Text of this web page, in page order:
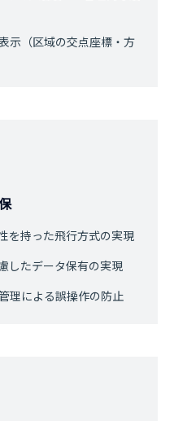
示（区域の交点座標・方
を持った飛行方式の実現
したデータ保有の実現
理による誤操作の防止